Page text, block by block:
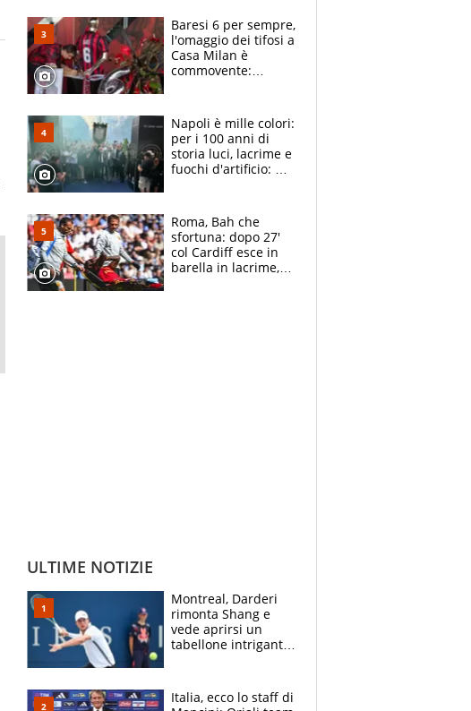
circondati
dall'affetto dei tifosi
Baresi 6 per sempre,
l'omaggio dei tifosi a
Casa Milan è
commovente:
bigliettini
Napoli è mille colori:
per i 100 anni di
storia luci, lacrime e
fuochi d'artificio: De
Roma, Bah che
sfortuna: dopo 27'
col Cardiff esce in
barella in lacrime,
ULTIME NOTIZIE
Montreal, Darderi
rimonta Shang e
vede aprirsi un
tabellone intrigante:
felice del mio livello"
Italia, ecco lo staff di